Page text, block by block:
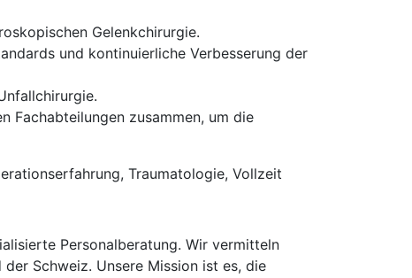
Gelenkchirurgie.
und kontinuierliche Verbesserung der
Fachabteilungen zusammen, um die
Traumatologie, Vollzeit
Personalberatung. Wir vermitteln
Schweiz. Unsere Mission ist es, die